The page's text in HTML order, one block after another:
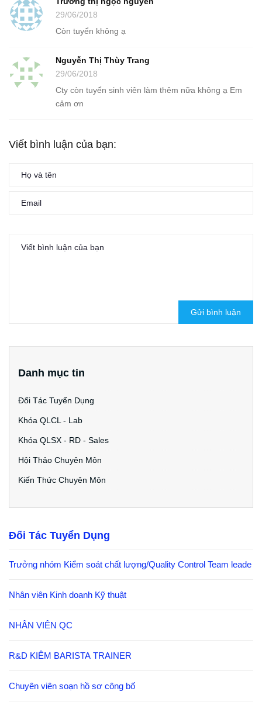
29/06/2018
Còn tuyển không ạ
Nguyễn Thị Thùy Trang
29/06/2018
Cty còn tuyển sinh viên làm thêm nữa không ạ Em
cảm ơn
Viết bình luận của bạn:
Gửi bình luận
Danh mục tin
Đối Tác Tuyển Dụng
Khóa QLCL - Lab
Khóa QLSX - RD - Sales
Hội Thảo Chuyên Môn
Kiến Thức Chuyên Môn
Đối Tác Tuyển Dụng
Trưởng nhóm Kiểm soát chất lượng/Quality Control Team leade
Nhân viên Kinh doanh Kỹ thuật
NHÂN VIÊN QC
R&D KIÊM BARISTA TRAINER
Chuyên viên soạn hồ sơ công bố